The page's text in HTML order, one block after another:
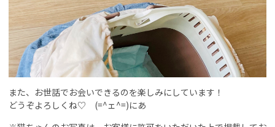
また、お世話でお会いできるのを楽しみにしています！
どうぞよろしくね♡ (=^ェ^=)にあ